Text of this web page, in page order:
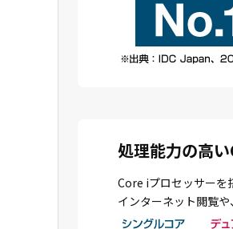
処理能力の高
Core iプロセッサーを
インターネット閲覧や